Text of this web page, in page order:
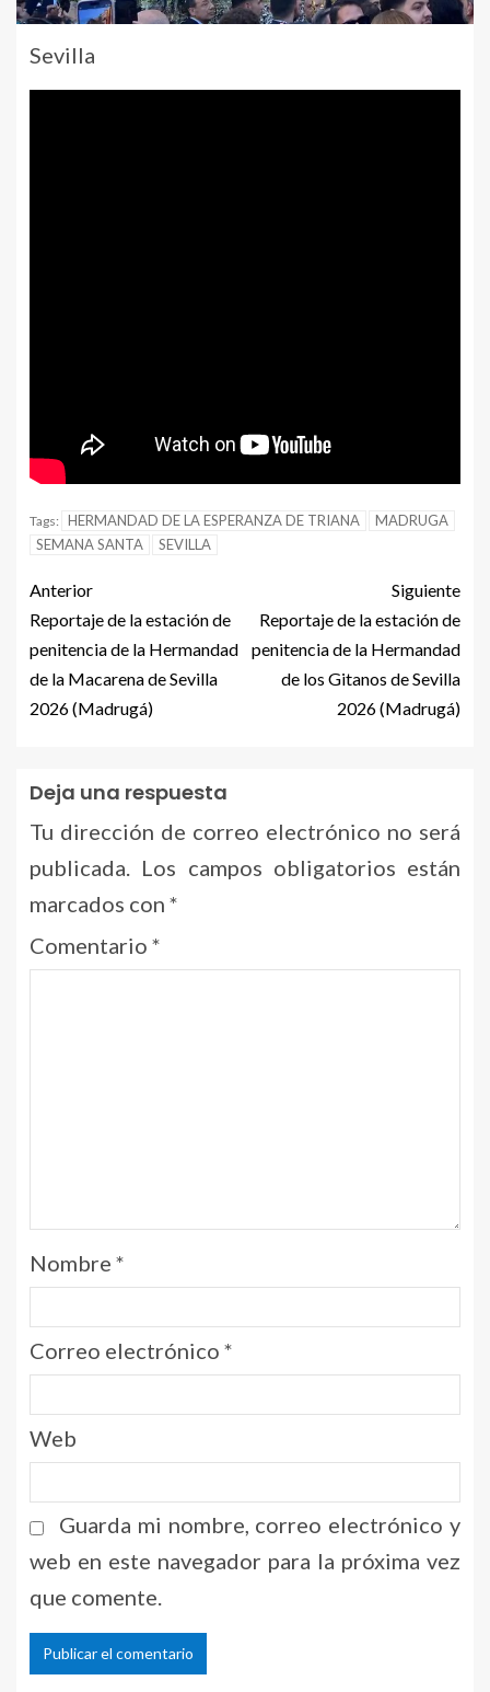
Sevilla
Tags: HERMANDAD DE LA ESPERANZA DE TRIANA
MADRUGA
SEMANA SANTA
SEVILLA
Anterior
Reportaje de la estación de
penitencia de la Hermandad
de la Macarena de Sevilla
2026 (Madrugá)
Siguiente
Reportaje de la estación de
penitencia de la Hermandad
de los Gitanos de Sevilla
2026 (Madrugá)
Deja una respuesta
Tu dirección de correo electrónico no será
publicada. Los campos obligatorios están
marcados con *
Comentario *
Nombre *
Correo electrónico *
Web
Guarda mi nombre, correo electrónico y
web en este navegador para la próxima vez
que comente.